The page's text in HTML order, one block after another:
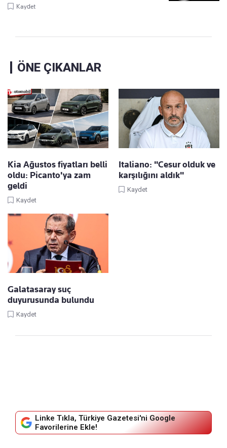
Kaydet
ÖNE ÇIKANLAR
Kia Ağustos fiyatları belli
oldu: Picanto'ya zam
geldi
Kaydet
Italiano: "Cesur olduk ve
karşılığını aldık"
Kaydet
Galatasaray suç
duyurusunda bulundu
Kaydet
Linke Tıkla, Türkiye Gazetesi'ni Google
Favorilerine Ekle!